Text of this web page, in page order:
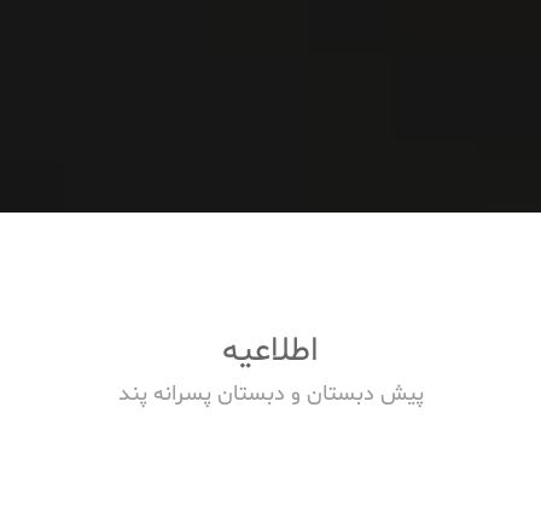
اطلاعیه
پیش دبستان و دبستان پسرانه پند